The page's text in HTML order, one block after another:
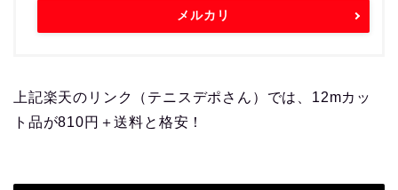
メルカリ
上記楽天のリンク（テニスデポさん）では、12mカッ
ト品が810円＋送料と格安！